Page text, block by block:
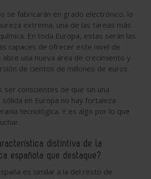
se fabricarán en grado electrónico, lo
extrema, una de las tareas más
En toda Europa, estas serán las
capaces de ofrecer este nivel de
abre una nueva área de crecimiento y
de cientos de millones de euros.
ser conscientes de que sin una
sólida en Europa no hay fortaleza
tecnológica. Y es algo por lo que
distintiva de la
española que destaque?
es similar a la del resto de